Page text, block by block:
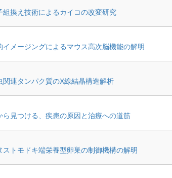
組換え技術によるカイコの改変研究
イメージングによるマウス高次脳機能の解明
関連タンパク質のX線結晶構造解析
ら⾒つける、疾患の原因と治療への道筋
ストモドキ端栄養型卵巣の制御機構の解明